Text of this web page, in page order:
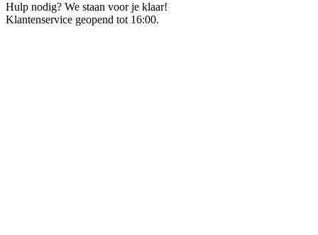
Hulp nodig? We staan voor je klaar!
Klantenservice geopend tot 16:00.